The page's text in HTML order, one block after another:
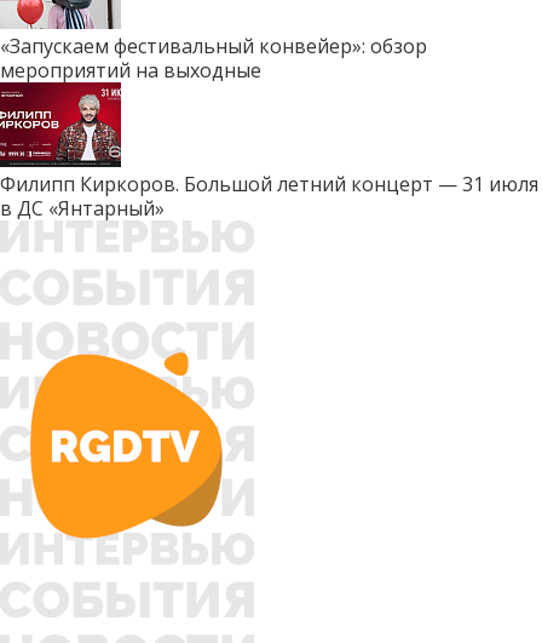
«Запускаем фестивальный конвейер»: обзор
мероприятий на выходные
Филипп Киркоров. Большой летний концерт — 31 июля
в ДС «Янтарный»